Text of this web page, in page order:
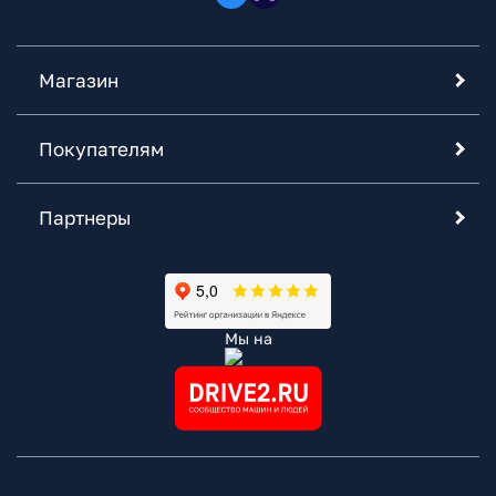
Магазин
Покупателям
Партнеры
Мы на